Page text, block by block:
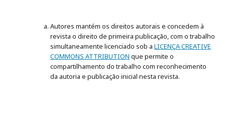
Autores mantém os direitos autorais e concedem à
revista o direito de primeira publicação, com o trabalho
simultaneamente licenciado sob a LICENÇA CREATIVE
COMMONS ATTRIBUTION que permite o
compartilhamento do trabalho com reconhecimento
da autoria e publicação inicial nesta revista.